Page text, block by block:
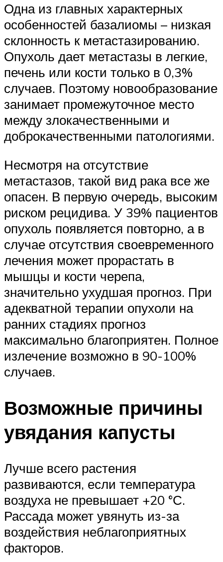
Одна из главных характерных
особенностей базалиомы – низкая
склонность к метастазированию.
Опухоль дает метастазы в легкие,
печень или кости только в 0,3%
случаев. Поэтому новообразование
занимает промежуточное место
между злокачественными и
доброкачественными патологиями.
Несмотря на отсутствие
метастазов, такой вид рака все же
опасен. В первую очередь, высоким
риском рецидива. У 39% пациентов
опухоль появляется повторно, а в
случае отсутствия своевременного
лечения может прорастать в
мышцы и кости черепа,
значительно ухудшая прогноз. При
адекватной терапии опухоли на
ранних стадиях прогноз
максимально благоприятен. Полное
излечение возможно в 90-100%
случаев.
Возможные причины
увядания капусты
Лучше всего растения
развиваются, если температура
воздуха не превышает +20 °С.
Рассада может увянуть из-за
воздействия неблагоприятных
факторов.